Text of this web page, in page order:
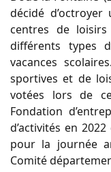
décidé
centres de
différents types
vacances
sportives et de
votées lors de
Fondation
d’activités en
pour la journée
Comité